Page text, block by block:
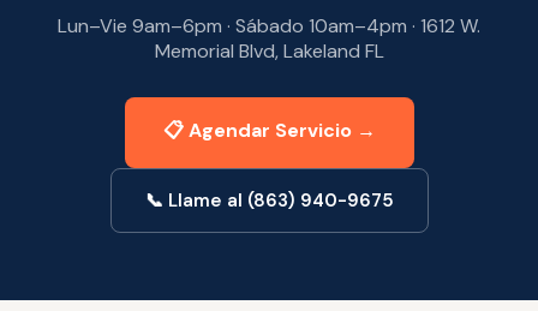
Lun–Vie 9am–6pm · Sábado 10am–4pm · 1612 W.
Memorial Blvd, Lakeland FL
📋 Agendar Servicio →
📞 Llame al (863) 940-9675